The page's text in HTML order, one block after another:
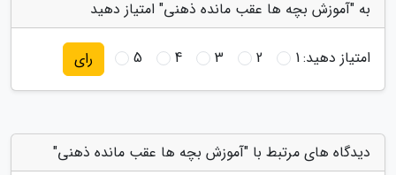
به "آموزش بچه ها عقب مانده ذهنی" امتیاز دهید
امتیاز دهید:1
2
3
4
5 رای
دیدگاه های مرتبط با "آموزش بچه ها عقب مانده ذهنی"